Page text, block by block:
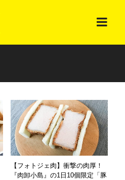
【フォトジェ肉】衝撃の肉厚！
『肉卸小島』の1日10個限定「豚